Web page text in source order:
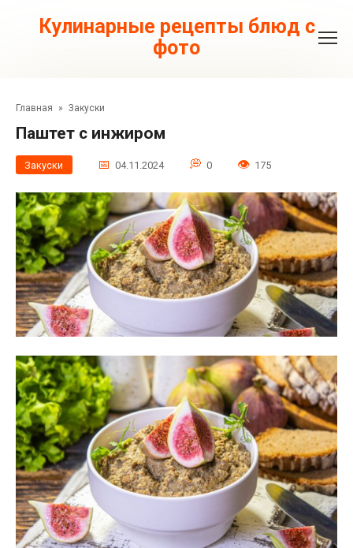
контентуКулинарные рецепты блюд с
фото
Главная » Закуски
Паштет с инжиром
Закуски 04.11.2024 0 175